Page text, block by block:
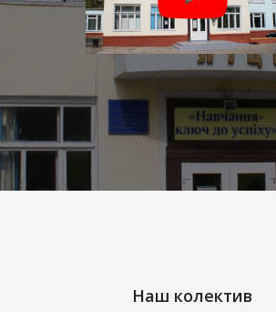
Наш колектив